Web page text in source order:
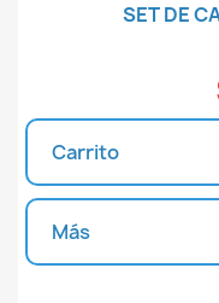
SET DE
Carrito
Más